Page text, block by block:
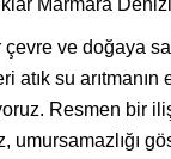
Marmara
çevre ve doğaya
atık su
Resmen bir
umursamazlığı